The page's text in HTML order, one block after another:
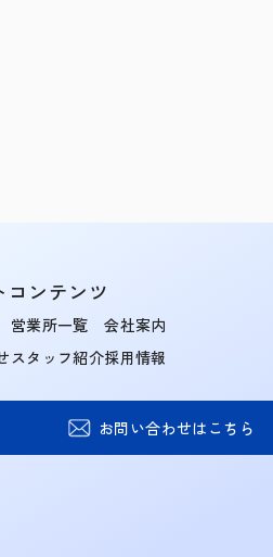
コンテンツ
営業所一覧
スタッフ紹介
会社案内
採用情報
お問い合わせはこちら